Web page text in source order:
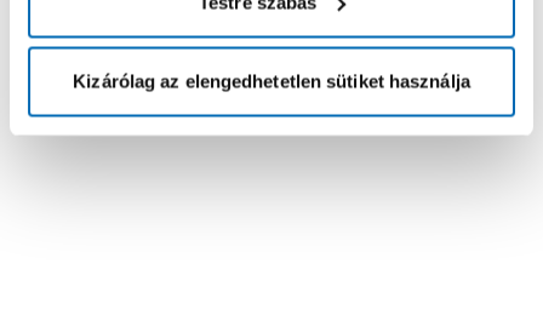
Kizárólag az elengedhetetlen sütiket használja